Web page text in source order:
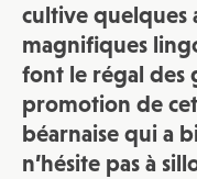
cultive quelques
magnifiques
font le régal des
promotion de
béarnaise qui a
n’hésite pas à